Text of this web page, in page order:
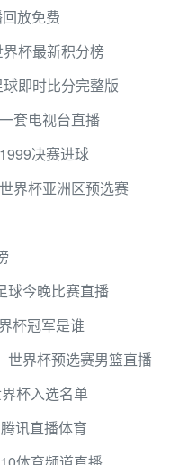
放免费
杯最新积分榜
即时比分完整版
套电视台直播
决赛进球
世界杯亚洲区预选赛
球今晚比赛直播
杯冠军是谁
世界杯预选赛男篮直播
杯入选名单
腾讯直播体育